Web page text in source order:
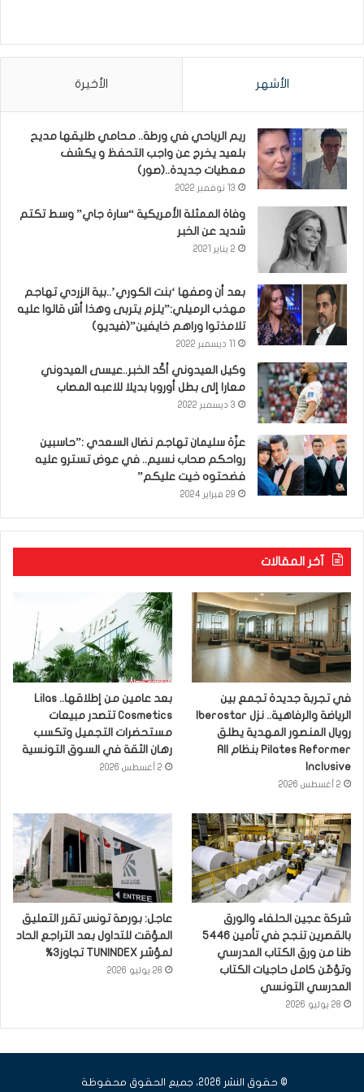
الأشهر الأخيرة
ريم الرياحي في ورطة.. محامي طليقها مديح
بلعيد يخرج عن واجب التحفظ و يكشف
معطيات جديدة..(صور)
13 نوفمبر 2022
وفاة الممثلة الأمريكية “سارة جاي” وسط تكتم
شديد عن الخبر
2 يناير 2021
بعد أن وصفها ‘بنت الكوري’..بية الزردي تهاجم
مهذب الرميلي:”يلزم يتربى وهذا أش قالوا عليه
تلامذتوا وراهم خايفين”(فيديو)
وكيل العيدوني أكّد الخبر..عيسى العيدوني
معارا إلى بطل أوروبا بديلا للاعبه المصاب
3 ديسمبر 2022
عزّة سليمان تهاجم نضال السعدي :”حاسبين
رواحكم صحاب نسيم.. في عوض تسترو عليه
فضحتوه خيت عليكم”
29 فبراير 2024
آخر المقالات
في تجربة جديدة تجمع بين
رويال المنصور المهدية يطلق
Pilates Reformer بنظام All
Inclusive
2 أغسطس 2026
بعد عامين من إطلاقها.. Lilas
Cosmetics تتصدر مبيعات
مستحضرات التجميل وتكسب
رهان الثقة في السوق التونسية
2 أغسطس 2026
شركة عجين الحلفاء والورق
بالقصرين تنجح في تأمين 5446
طنا من ورق الكتاب المدرسي
وتؤمّن كامل حاجيات الكتاب
المدرسي التونسي
28 يوليو 2026
عاجل: بورصة تونس تقرر التعليق
المؤقت للتداول بعد التراجع الحاد
لمؤشر TUNINDEX تجاوز3%
28 يوليو 2026
© حقوق النشر 2026، جميع الحقوق محفوظة